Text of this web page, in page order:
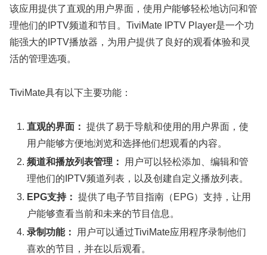
该应用提供了直观的用户界面，使用户能够轻松地访问和管
理他们的IPTV频道和节目。TiviMate IPTV Player是一个功
能强大的IPTV播放器，为用户提供了良好的观看体验和灵
活的管理选项。
TiviMate具有以下主要功能：
直观的界面： 提供了易于导航和使用的用户界面，使
用户能够方便地浏览和选择他们想观看的内容。
频道和播放列表管理：
用户可以轻松添加、编辑和管
理他们的IPTV频道列表，以及创建自定义播放列表。
EPG支持： 提供了电子节目指南（EPG）支持，让用
户能够查看当前和未来的节目信息。
录制功能：
用户可以通过TiviMate应用程序录制他们
喜欢的节目，并在以后观看。